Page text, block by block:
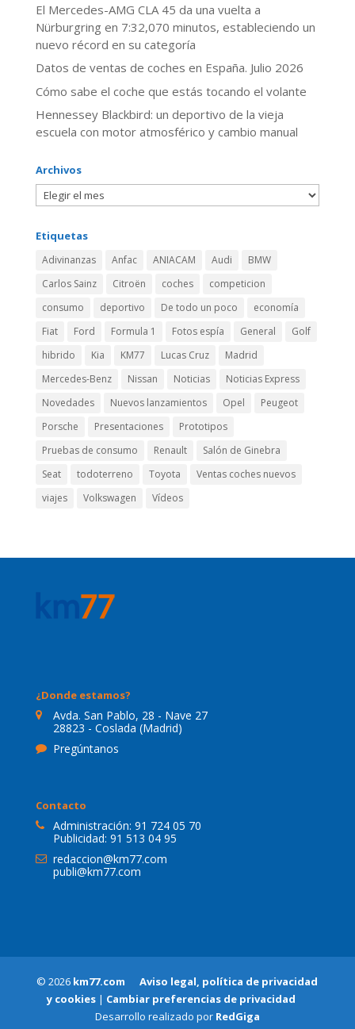
El Mercedes-AMG CLA 45 da una vuelta a
Nürburgring en 7:32,070 minutos, estableciendo un
nuevo récord en su categoría
Datos de ventas de coches en España. Julio 2026
​Cómo sabe el coche que estás tocando el volante
Hennessey Blackbird: un deportivo de la vieja
escuela con motor atmosférico y cambio manual
Archivos
Etiquetas
Adivinanzas Anfac ANIACAM Audi
BMW
Carlos Sainz
Citroën coches
competicion
consumo
deportivo De todo un poco
economía
Fiat
Ford Formula 1 Fotos espía General
Golf
hibrido
Kia KM77 Lucas Cruz
Madrid
Mercedes-Benz
Nissan Noticias
Noticias Express
Novedades
Nuevos lanzamientos Opel
Peugeot
Porsche
Presentaciones
Prototipos
Pruebas de consumo
Renault
Salón de Ginebra
Seat
todoterreno Toyota
Ventas coches nuevos
viajes
Volkswagen Vídeos
¿Donde estamos?
Avda. San Pablo, 28 - Nave 27
28823 - Coslada (Madrid)
Pregúntanos
Contacto
Administración: 91 724 05 70
Publicidad: 91 513 04 95
redaccion@km77.com
publi@km77.com
© 2026 km77.com
Aviso legal, política de privacidad
y cookies | Cambiar preferencias de privacidad
Desarrollo realizado por RedGiga